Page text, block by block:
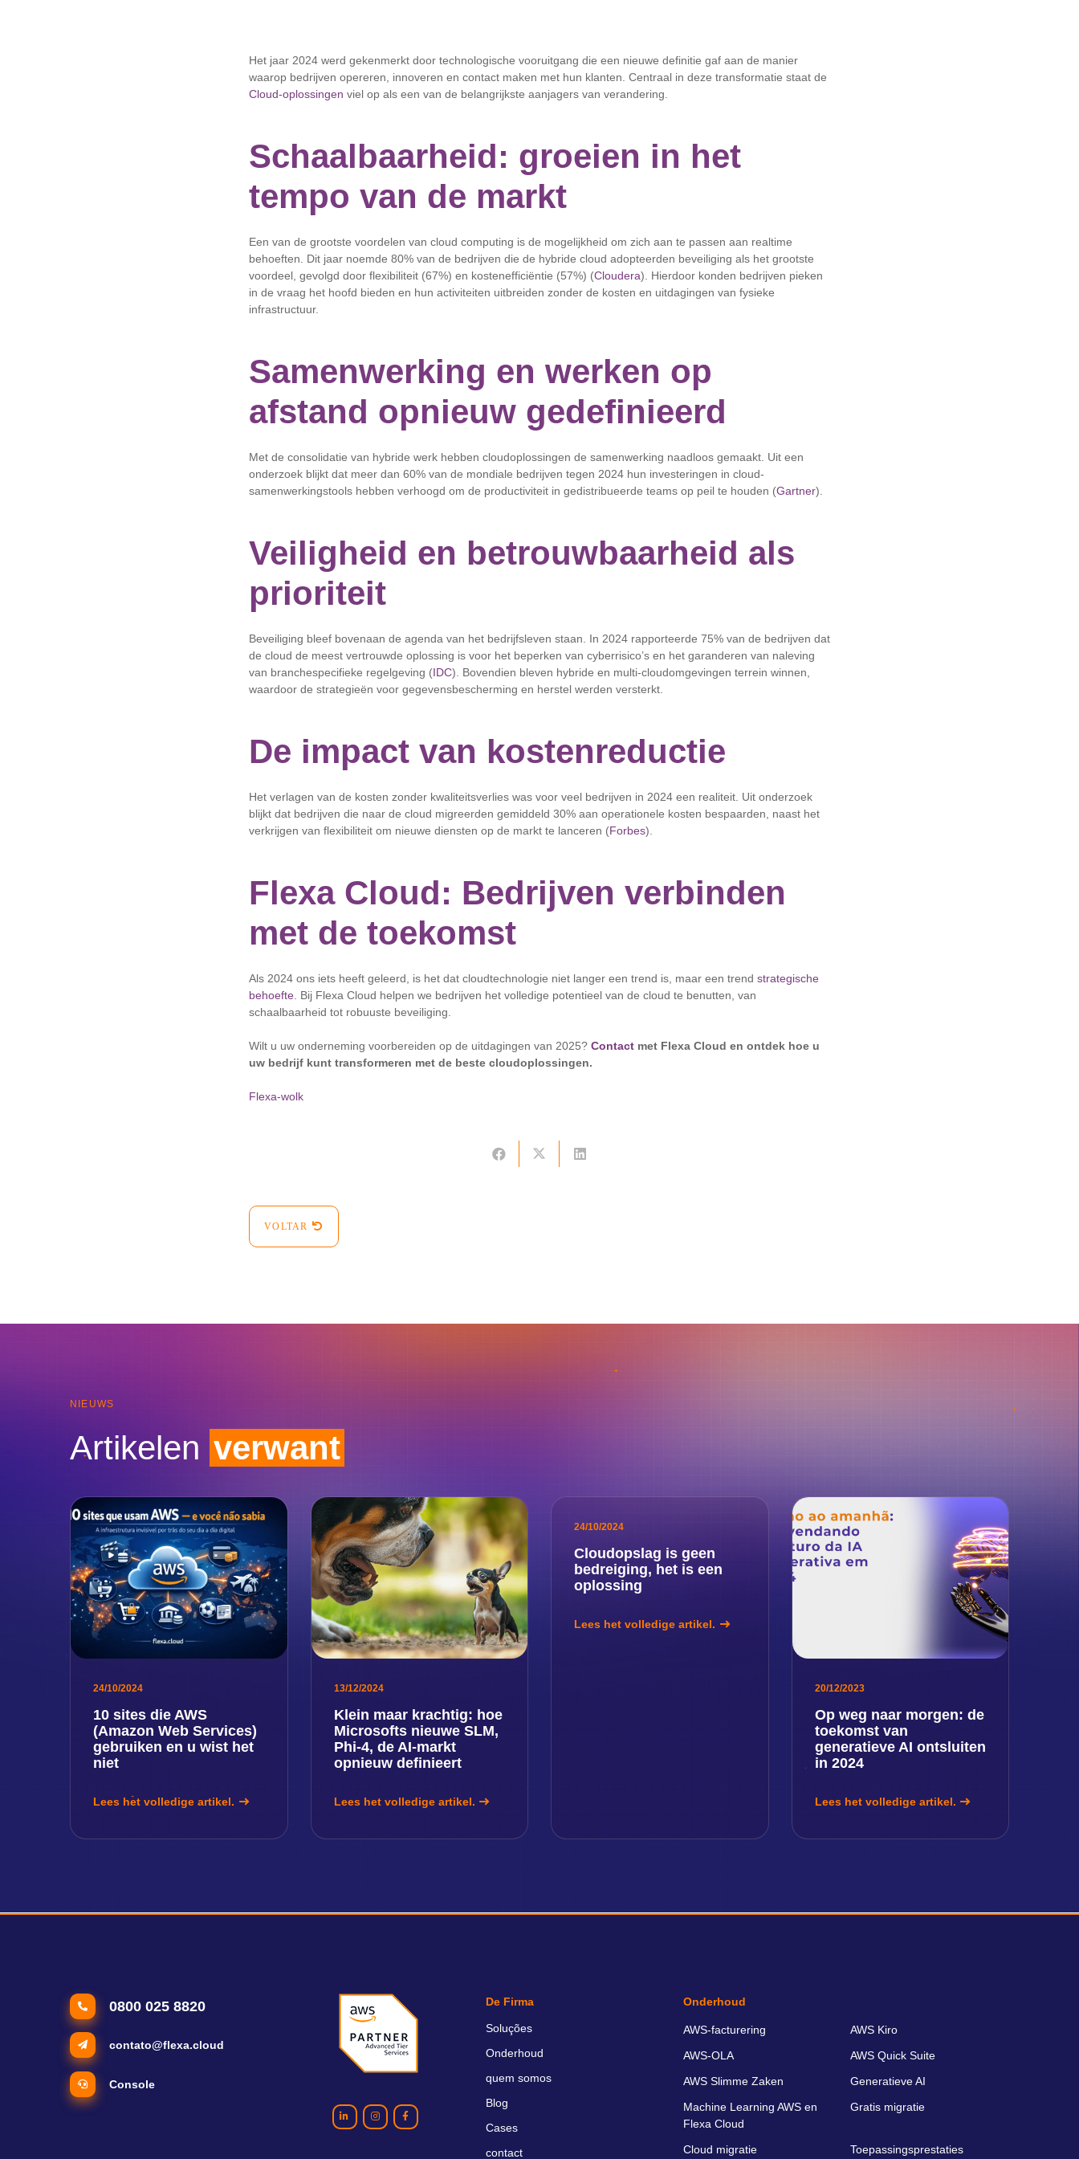
Het jaar 2024 werd gekenmerkt door technologische vooruitgang die een nieuwe definitie gaf aan de manier
waarop bedrijven opereren, innoveren en contact maken met hun klanten. Centraal in deze transformatie staat de
Cloud-oplossingen viel op als een van de belangrijkste aanjagers van verandering.
Schaalbaarheid: groeien in het
tempo van de markt
Een van de grootste voordelen van cloud computing is de mogelijkheid om zich aan te passen aan realtime
behoeften. Dit jaar noemde 80% van de bedrijven die de hybride cloud adopteerden beveiliging als het grootste
voordeel, gevolgd door flexibiliteit (67%) en kostenefficiëntie (57%) (Cloudera). Hierdoor konden bedrijven pieken
in de vraag het hoofd bieden en hun activiteiten uitbreiden zonder de kosten en uitdagingen van fysieke
infrastructuur.
Samenwerking en werken op
afstand opnieuw gedefinieerd
Met de consolidatie van hybride werk hebben cloudoplossingen de samenwerking naadloos gemaakt. Uit een
onderzoek blijkt dat meer dan 60% van de mondiale bedrijven tegen 2024 hun investeringen in cloud-
samenwerkingstools hebben verhoogd om de productiviteit in gedistribueerde teams op peil te houden (Gartner).
Veiligheid en betrouwbaarheid als
prioriteit
Beveiliging bleef bovenaan de agenda van het bedrijfsleven staan. In 2024 rapporteerde 75% van de bedrijven dat
de cloud de meest vertrouwde oplossing is voor het beperken van cyberrisico’s en het garanderen van naleving
van branchespecifieke regelgeving (IDC). Bovendien bleven hybride en multi-cloudomgevingen terrein winnen,
waardoor de strategieën voor gegevensbescherming en herstel werden versterkt.
De impact van kostenreductie
Het verlagen van de kosten zonder kwaliteitsverlies was voor veel bedrijven in 2024 een realiteit. Uit onderzoek
blijkt dat bedrijven die naar de cloud migreerden gemiddeld 30% aan operationele kosten bespaarden, naast het
verkrijgen van flexibiliteit om nieuwe diensten op de markt te lanceren (Forbes).
Flexa Cloud: Bedrijven verbinden
met de toekomst
Als 2024 ons iets heeft geleerd, is het dat cloudtechnologie niet langer een trend is, maar een trend strategische
behoefte . Bij Flexa Cloud helpen we bedrijven het volledige potentieel van de cloud te benutten, van
schaalbaarheid tot robuuste beveiliging.
Wilt u uw onderneming voorbereiden op de uitdagingen van 2025? Contact met Flexa Cloud en ontdek hoe u
uw bedrijf kunt transformeren met de beste cloudoplossingen.
Flexa-wolk
VOLTAR
NIEUWS
Artikelen verwant
24/10/2024
10 sites die AWS
(Amazon Web Services)
gebruiken en u wist het
niet
Lees het volledige artikel.
13/12/2024
Klein maar krachtig: hoe
Microsofts nieuwe SLM,
Phi-4, de AI-markt
opnieuw definieert
Lees het volledige artikel.
24/10/2024
Cloudopslag is geen
bedreiging, het is een
oplossing
Lees het volledige artikel.
20/12/2023
Op weg naar morgen: de
toekomst van
generatieve AI ontsluiten
in 2024
Lees het volledige artikel.
0800 025 8820
contato@flexa.cloud
Console
De Firma
Soluções
Onderhoud
quem somos
Blog
Cases
contact
Onderhoud
AWS-facturering AWS Kiro
AWS-OLA AWS Quick Suite
AWS Slimme Zaken Generatieve AI
Machine Learning AWS en
Flexa Cloud
Gratis migratie
Cloud migratie Toepassingsprestaties